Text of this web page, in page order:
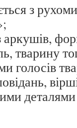
з
тварину
голосів
деталями